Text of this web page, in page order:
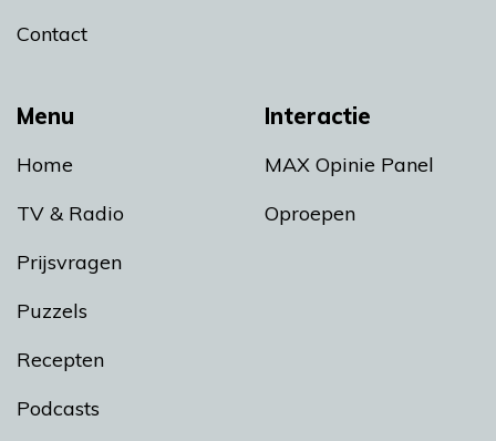
Menu
Home
TV & Radio
Prijsvragen
Puzzels
Recepten
Podcasts
Interactie
MAX Opinie Panel
Oproepen
Contact